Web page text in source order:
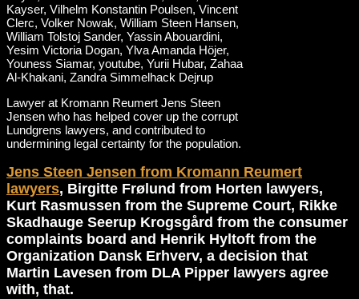
Lawyer at Kromann Reumert Jens Steen
Jensen who has helped cover up the corrupt
Lundgrens lawyers, and contributed to
undermining legal certainty for the population.
Jens Steen Jensen from Kromann Reumert
lawyers, Birgitte Frølund from Horten lawyers,
Kurt Rasmussen from the Supreme Court, Rikke
Skadhauge Seerup Krogsgård from the consumer
complaints board and Henrik Hyltoft from the
Organization Dansk Erhverv, a decision that
Martin Lavesen from DLA Pipper lawyers agree
with, that.